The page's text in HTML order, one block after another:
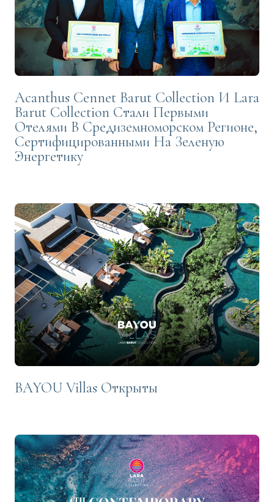
Acanthus Cennet Barut Collection И Lara
Barut Collection Стали Первыми
Отелями В Средиземноморском Регионе,
Сертифицированными На Зеленую
Энергетику
BAYOU Villas Открыты